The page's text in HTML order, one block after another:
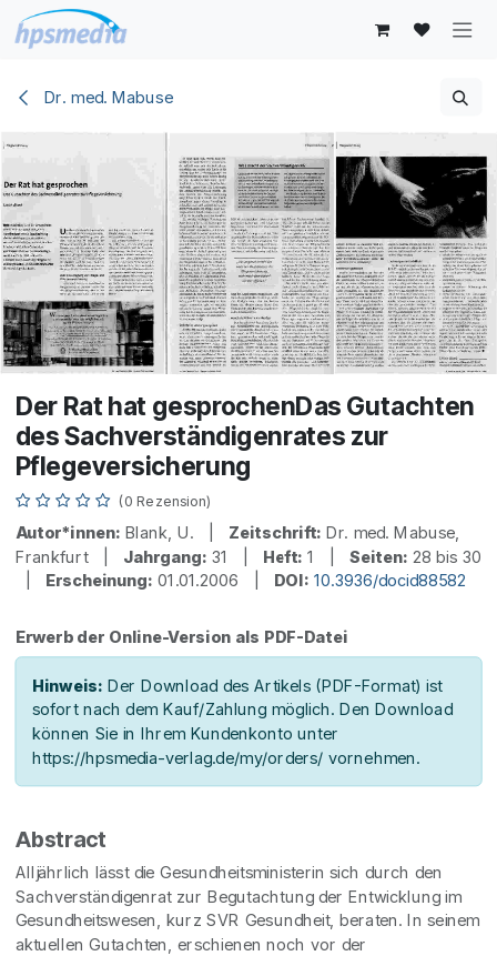
Zum Inhalt springen
Dr. med. Mabuse
Der Rat hat gesprochenDas Gutachten
des Sachverständigenrates zur
Pflegeversicherung
(0 Rezension)
Autor*innen: Blank, U. | Zeitschrift: Dr. med. Mabuse,
Frankfurt | Jahrgang: 31 | Heft: 1 | Seiten: 28 bis 30
Erscheinung: 01.01.2006 | DOI: 10.3936/docid88582
Erwerb der Online-Version als PDF-Datei
Hinweis: Der Download des Artikels (PDF-Format) ist
sofort nach dem Kauf/Zahlung möglich. Den Download
können Sie in Ihrem Kundenkonto unter
https://hpsmedia-verlag.de/my/orders/ vornehmen.
Abstract
Alljährlich lässt die Gesundheitsministerin sich durch den
Sachverständigenrat zur Begutachtung der Entwicklung im
Gesundheitswesen, kurz SVR Gesundheit, beraten. In seinem
aktuellen Gutachten, erschienen noch vor der